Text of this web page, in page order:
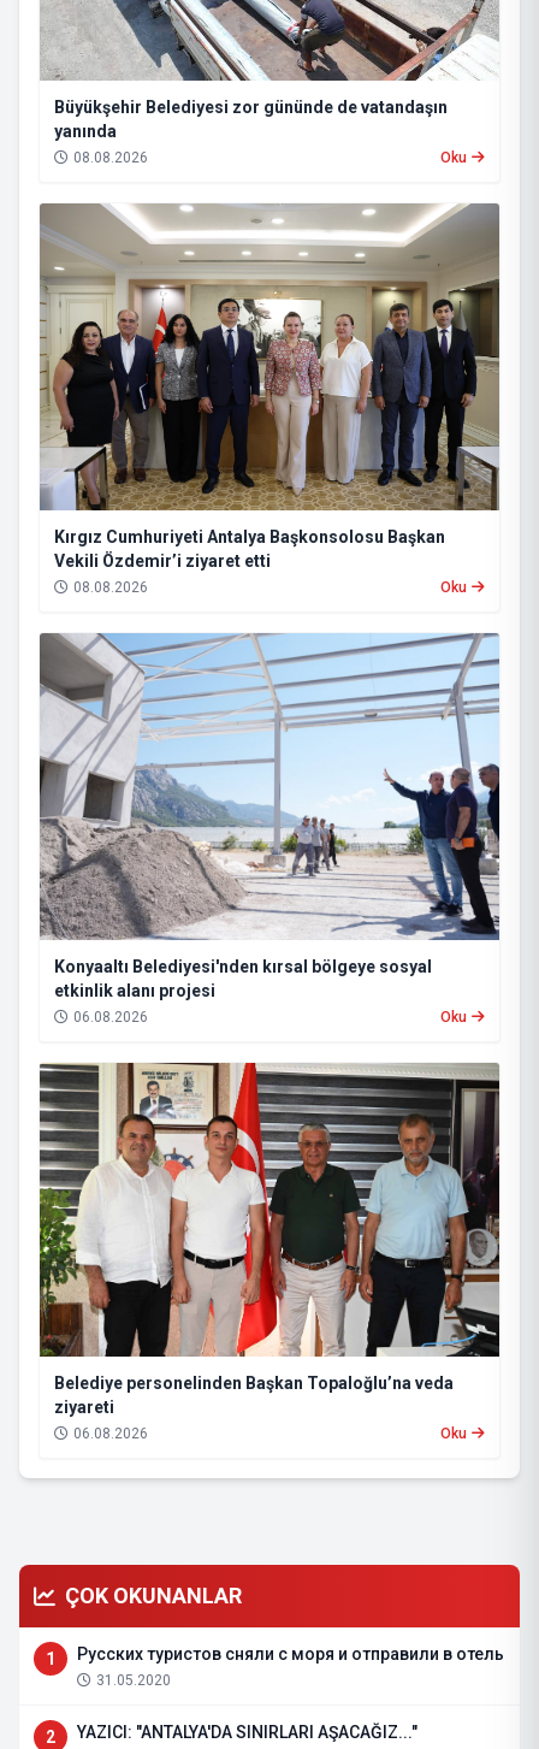
Büyükşehir Belediyesi zor gününde de vatandaşın
yanında
08.08.2026 Oku
Kırgız Cumhuriyeti Antalya Başkonsolosu Başkan
Vekili Özdemir’i ziyaret etti
08.08.2026 Oku
Konyaaltı Belediyesi'nden kırsal bölgeye sosyal
etkinlik alanı projesi
06.08.2026 Oku
Belediye personelinden Başkan Topaloğlu’na veda
ziyareti
06.08.2026 Oku
ÇOK OKUNANLAR
1 Русских туристов сняли с моря и отправили в отель
31.05.2020
2 YAZICI: "ANTALYA'DA SINIRLARI AŞACAĞIZ..."